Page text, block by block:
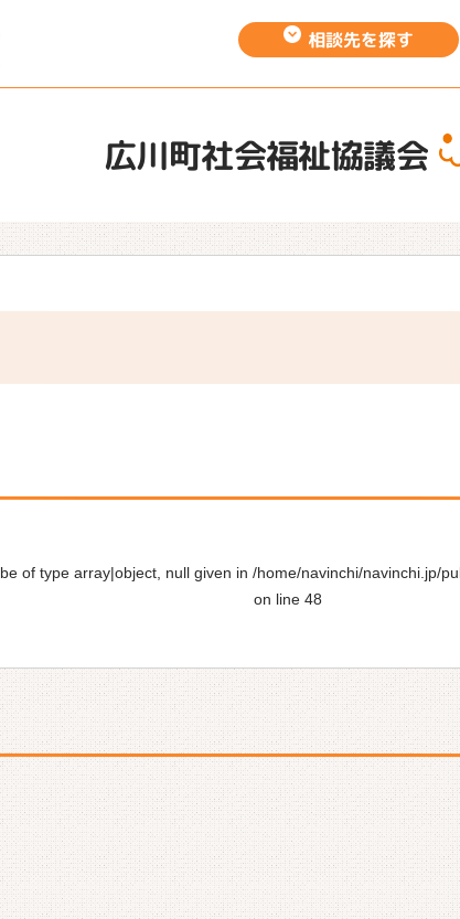
相談先を探す
広川町社会福祉協議会
of type array|object, null given in /home/navinchi/navinchi.jp/
on line 48